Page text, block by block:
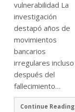
vulnerabilidad La
investigación
destapó años de
movimientos
bancarios
irregulares incluso
después del
fallecimiento…
Continue Reading